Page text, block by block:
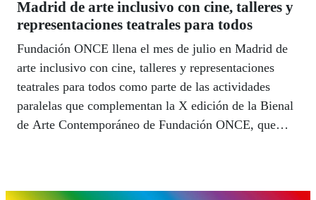
Madrid de arte inclusivo con cine, talleres y
representaciones teatrales para todos
Fundación ONCE llena el mes de julio en Madrid de
arte inclusivo con cine, talleres y representaciones
teatrales para todos como parte de las actividades
paralelas que complementan la X edición de la Bienal
de Arte Contemporáneo de Fundación ONCE, que